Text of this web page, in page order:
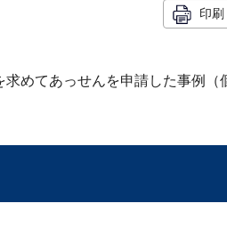
印刷
めてあっせんを申請した事例（